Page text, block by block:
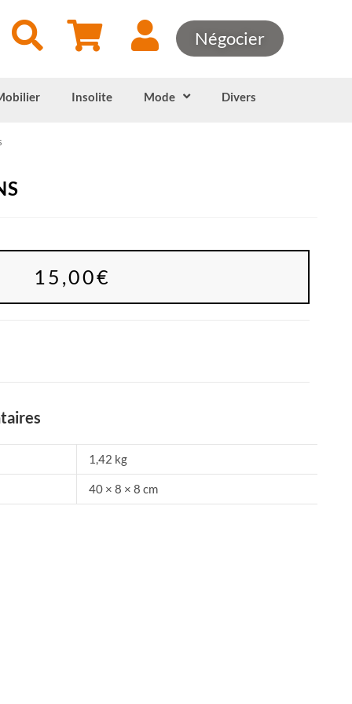
Négocier
Insolite Mode Divers
15,00€
1,42 kg
40 × 8 × 8 cm